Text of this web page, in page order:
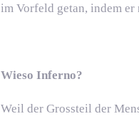
im Vorfeld getan, indem
Wieso Inferno?
Weil der Grossteil der